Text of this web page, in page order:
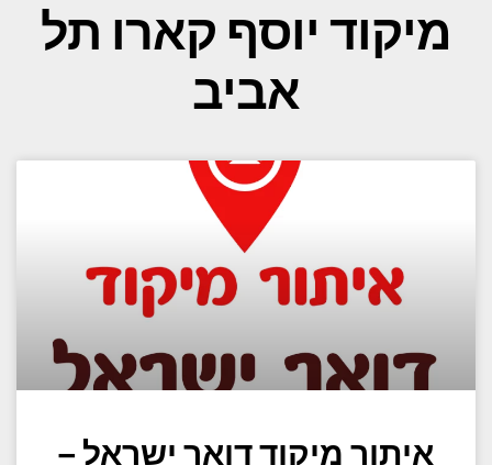
מיקוד יוסף קארו תל
אביב
איתור מיקוד דואר ישראל –